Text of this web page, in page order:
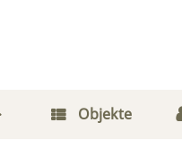
Objekte